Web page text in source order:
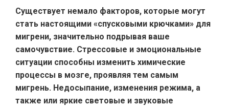
Существует немало факторов, которые могут
стать настоящими «спусковыми крючками» для
мигрени, значительно подрывая ваше
самочувствие. Стрессовые и эмоциональные
ситуации способны изменить химические
процессы в мозге, проявляя тем самым
мигрень. Недосыпание, изменения режима, а
также или яркие световые и звуковые